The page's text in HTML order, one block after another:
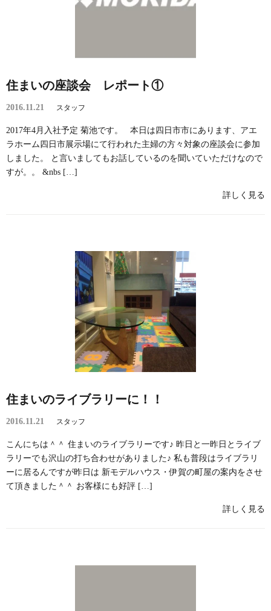
住まいの座談会 レポート①
2016.11.21 スタッフ
2017年4月入社予定 菊池です。 本日は四日市市にあります、アエ
ラホーム四日市展示場にて行われた主婦の方々対象の座談会に参加
しました。 と言いましてもお話しているのを聞いていただけなので
すが。。 &nbs […]
詳しく見る
住まいのライブラリーに！！
2016.11.21 スタッフ
こんにちは＾＾ 住まいのライブラリーです♪ 昨日と一昨日とライブ
ラリーでも沢山の打ち合わせがありました♪ 私も普段はライブラリ
ーに居るんですが昨日は 新モデルハウス・伊賀の町屋の案内をさせ
て頂きました＾＾ お客様にも好評 […]
詳しく見る